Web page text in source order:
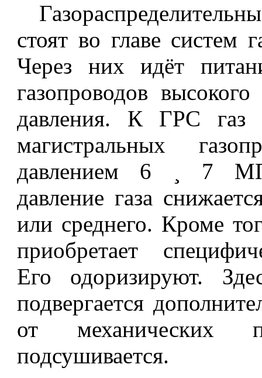
стоят во главе систем
Через них идёт
газопроводов
давления. К ГРС газ
магистральных
давлением 6 ¸ 7
давление газа
или среднего. Кроме
приобретает
Его одоризируют.
подвергается
от механических
подсушивается.